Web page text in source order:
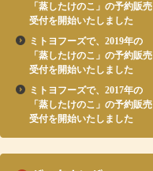
「蒸したけのこ」の予約販売
受付を開始いたしました
ミトヨフーズで、2019年の
「蒸したけのこ」の予約販売
受付を開始いたしました
ミトヨフーズで、2017年の
「蒸したけのこ」の予約販売
受付を開始いたしました